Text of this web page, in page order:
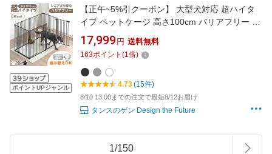
ポイントUPジャンル
【正午~5%引クーポン】 大型犬対応 超ハイタ
イプ ペットケージ 高さ100cm バリアフリー 6
枚 折りたたみ 扉 ドア付き 組み替え ケージ ド
ッグケージ サークル ペットサークル ドッグサ
ークル 柵 犬 犬用 中型犬 大型犬 大型 室内 拡張
おしゃれ
17,999 円 送料無料
163ポイント (1倍)
4.73(15件)
8/10 13:00までの注文で最短8/12お届け
タンスのゲン Design the Future
1/150